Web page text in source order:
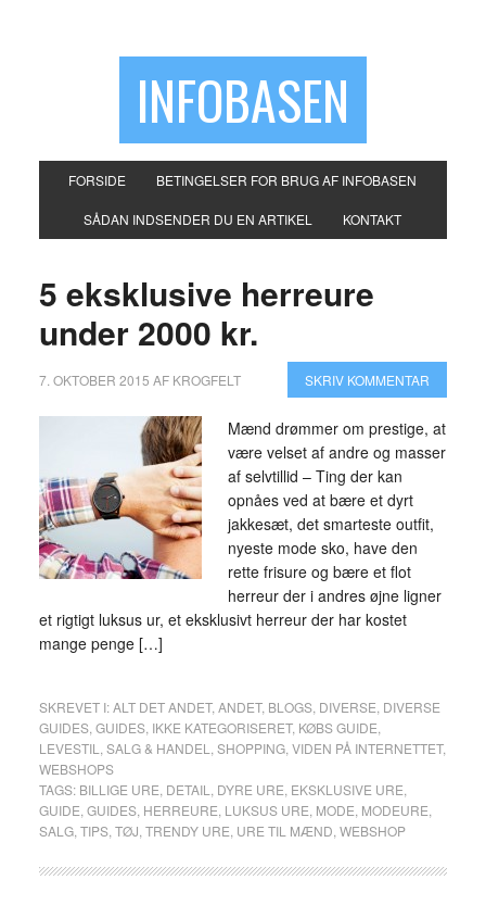
INFOBASEN
FORSIDE BETINGELSER FOR BRUG AF INFOBASEN
SÅDAN INDSENDER DU EN ARTIKEL KONTAKT
5 eksklusive herreure
under 2000 kr.
7. OKTOBER 2015 AF KROGFELT SKRIV KOMMENTAR
Mænd drømmer om prestige, at
være velset af andre og masser
af selvtillid – Ting der kan
opnåes ved at bære et dyrt
jakkesæt, det smarteste outfit,
nyeste mode sko, have den
rette frisure og bære et flot
herreur der i andres øjne ligner
et rigtigt luksus ur, et eksklusivt herreur der har kostet
mange penge […]
SKREVET I:ALT DET ANDET, ANDET, BLOGS, DIVERSE DIVERSE
GUIDES, GUIDES, IKKE KATEGORISERET, KØBS GUIDE
LEVESTIL
SALG & HANDEL SHOPPING, VIDEN PÅ INTERNETTET,
WEBSHOPS
TAGS: BILLIGE URE DETAIL DYRE URE EKSKLUSIVE URE
GUIDE GUIDES, HERREURE LUKSUS URE MODE MODEURE
SALG, TIPS, TØJ TRENDY URE URE TIL MÆND WEBSHOP